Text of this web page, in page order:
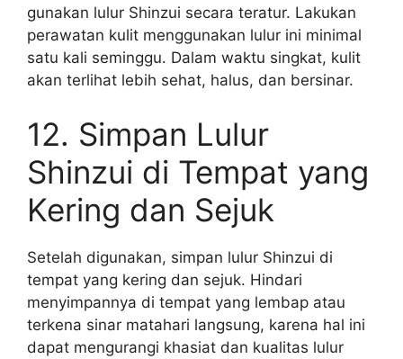
gunakan lulur Shinzui secara teratur. Lakukan
perawatan kulit menggunakan lulur ini minimal
satu kali seminggu. Dalam waktu singkat, kulit
akan terlihat lebih sehat, halus, dan bersinar.
12. Simpan Lulur
Shinzui di Tempat yang
Kering dan Sejuk
Setelah digunakan, simpan lulur Shinzui di
tempat yang kering dan sejuk. Hindari
menyimpannya di tempat yang lembap atau
terkena sinar matahari langsung, karena hal ini
dapat mengurangi khasiat dan kualitas lulur